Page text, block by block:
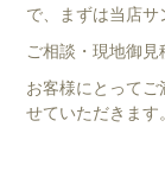
で、まずは当店サ
ご相談・現地御見
お客様にとってご
せていただきます